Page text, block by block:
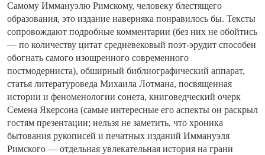
Самому Иммануэлю Римскому, человеку блестящего
образования, это издание наверняка понравилось бы. Тексты
сопровождают подробные комментарии (без них не обойтись
— по количеству цитат средневековый поэт-эрудит способен
обогнать самого изощренного современного
постмодерниста), обширный библиографический аппарат,
статья литературоведа Михаила Лотмана, посвященная
истории и феноменологии сонета, книговедческий очерк
Семена Якерсона (самые интересные его аспекты он раскрыл
гостям презентации; нельзя не заметить, что хроника
бытования рукописей и печатных изданий Иммануэля
Римского — отдельная увлекательная история на грани